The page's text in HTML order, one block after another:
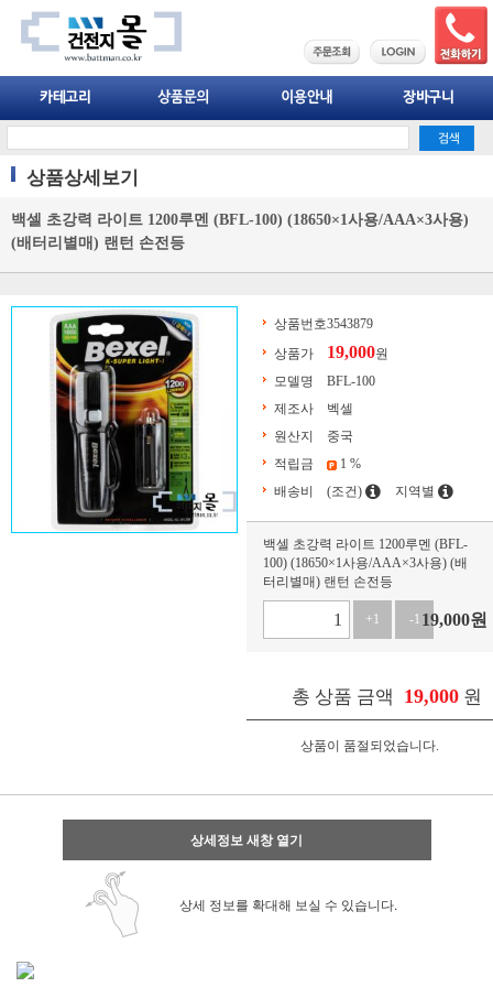
상품상세보기
백셀 초강력 라이트 1200루멘 (BFL-100) (18650×1사용/AAA×3사용)
(배터리별매) 랜턴 손전등
상품번호3543879
상품가
19,000원
모델명
BFL-100
제조사
벡셀
원산지
중국
적립금
1 %
배송비
(조건) 지역별
백셀 초강력 라이트 1200루멘 (BFL-
100) (18650×1사용/AAA×3사용) (배
터리별매) 랜턴 손전등
+1 -1 19,000원
총 상품 금액 19,000 원
상품이 품절되었습니다.
상세정보 새창 열기
상세 정보를 확대해 보실 수 있습니다.